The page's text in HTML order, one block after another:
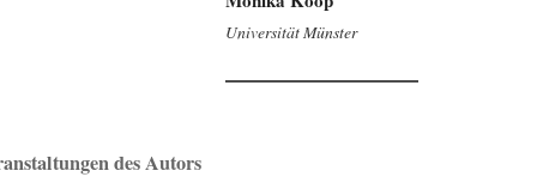
Universität Münster
des Autors